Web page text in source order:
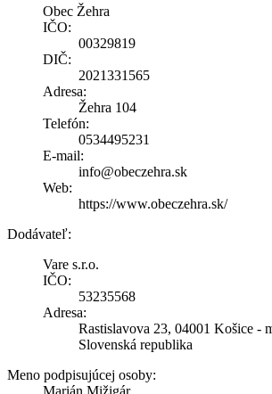
Obec Žehra
IČO:
00329819
DIČ:
2021331565
Adresa:
Žehra 104
Telefón:
0534495231
E-mail:
info@obeczehra.sk
Web:
https://www.obeczehra.sk/
Dodávateľ:
Vare s.r.o.
IČO:
53235568
Adresa:
Rastislavova 23, 04001 Košice -
Slovenská republika
Meno podpisujúcej osoby:
Marián Mižigár